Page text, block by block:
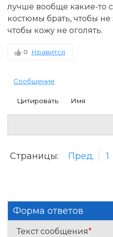
лучше вообще какие-то
костюмы брать, чтобы
чтобы кожу не оголять.
0 Нравится
Сообщение
Цитировать Имя
Страницы: Пред. 1
Форма ответов
Текст сообщения*